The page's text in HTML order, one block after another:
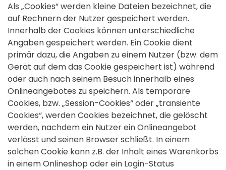
Als „Cookies“ werden kleine Dateien bezeichnet, die
auf Rechnern der Nutzer gespeichert werden.
Innerhalb der Cookies können unterschiedliche
Angaben gespeichert werden. Ein Cookie dient
primär dazu, die Angaben zu einem Nutzer (bzw. dem
Gerät auf dem das Cookie gespeichert ist) während
oder auch nach seinem Besuch innerhalb eines
Onlineangebotes zu speichern. Als temporäre
Cookies, bzw. „Session-Cookies“ oder „transiente
Cookies“, werden Cookies bezeichnet, die gelöscht
werden, nachdem ein Nutzer ein Onlineangebot
verlässt und seinen Browser schließt. In einem
solchen Cookie kann z.B. der Inhalt eines Warenkorbs
in einem Onlineshop oder ein Login-Status